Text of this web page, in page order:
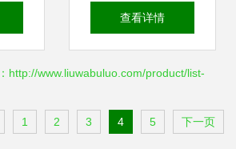
——广告策划、摄
查看详情
http://www.liuwabuluo.com/product/list-
1 2 3 4 5 下一页